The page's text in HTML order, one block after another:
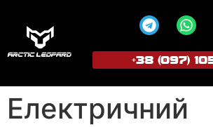
+38 (097)
Електричний